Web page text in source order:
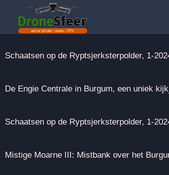
Schaatsen op de Ryptsjerksterpolder, 1-
De Engie Centrale in Burgum, een uniek
Schaatsen op de Ryptsjerksterpolder, 1-
Mistige Moarne III: Mistbank over het